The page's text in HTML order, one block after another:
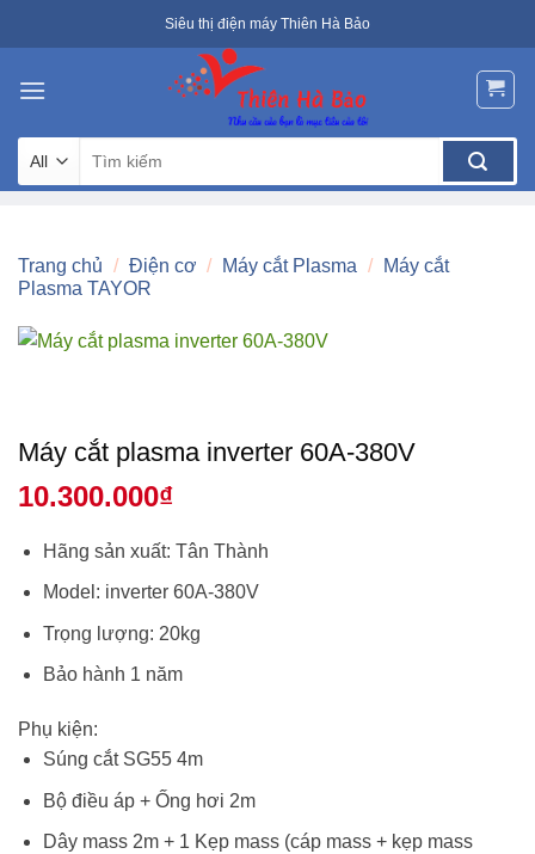
to
Siêu thị điện máy Thiên Hà Bảo
kiếm:
Trang chủ / Điện cơ / Máy cắt Plasma /
Máy cắt
Plasma TAYOR
Máy cắt plasma inverter 60A-380V
10.300.000₫
Hãng sản xuất: Tân Thành
Model: inverter 60A-380V
Trọng lượng: 20kg
Bảo hành 1 năm
Phụ kiện:
Súng cắt SG55 4m
Bộ điều áp + Ống hơi 2m
Dây mass 2m + 1 Kẹp mass (cáp mass + kẹp mass